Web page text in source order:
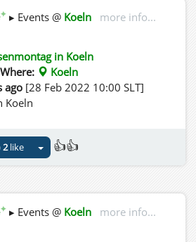
✦ ▸ Events @ Koeln more info...
in Koeln
Where:
Koeln
ago [28 Feb 2022 10:00 SLT]
Koeln
2like 👍👍
✦ ▸ Events @ Koeln more info...